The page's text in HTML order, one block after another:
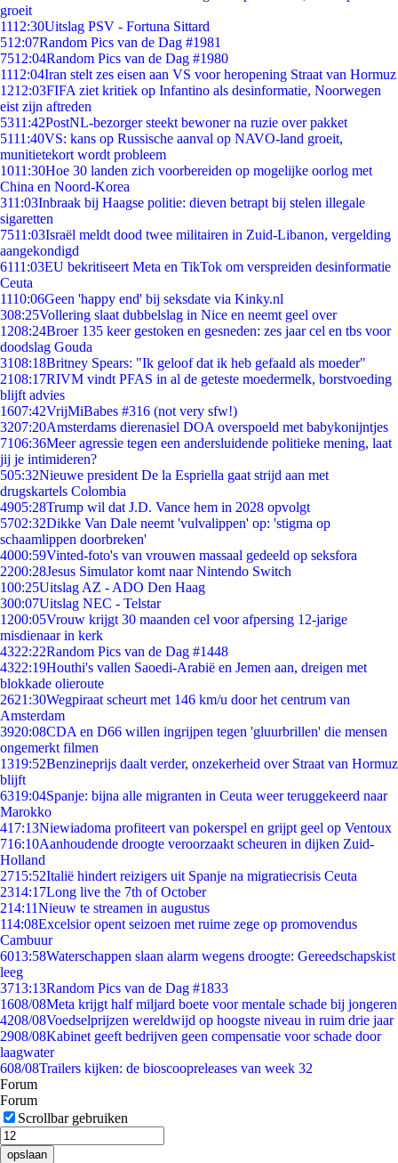
groeit
1112:30Uitslag PSV - Fortuna Sittard
512:07Random Pics van de Dag #1981
7512:04Random Pics van de Dag #1980
1112:04Iran stelt zes eisen aan VS voor heropening Straat van Hormuz
1212:03FIFA ziet kritiek op Infantino als desinformatie, Noorwegen
eist zijn aftreden
5311:42PostNL-bezorger steekt bewoner na ruzie over pakket
5111:40VS: kans op Russische aanval op NAVO-land groeit,
munitietekort wordt probleem
1011:30Hoe 30 landen zich voorbereiden op mogelijke oorlog met
China en Noord-Korea
311:03Inbraak bij Haagse politie: dieven betrapt bij stelen illegale
sigaretten
7511:03Israël meldt dood twee militairen in Zuid-Libanon, vergelding
aangekondigd
6111:03EU bekritiseert Meta en TikTok om verspreiden desinformatie
Ceuta
1110:06Geen 'happy end' bij seksdate via Kinky.nl
308:25Vollering slaat dubbelslag in Nice en neemt geel over
1208:24Broer 135 keer gestoken en gesneden: zes jaar cel en tbs voor
doodslag Gouda
3108:18Britney Spears: "Ik geloof dat ik heb gefaald als moeder"
2108:17RIVM vindt PFAS in al de geteste moedermelk, borstvoeding
blijft advies
1607:42VrijMiBabes #316 (not very sfw!)
3207:20Amsterdams dierenasiel DOA overspoeld met babykonijntjes
7106:36Meer agressie tegen een andersluidende politieke mening, laat
jij je intimideren?
505:32Nieuwe president De la Espriella gaat strijd aan met
drugskartels Colombia
4905:28Trump wil dat J.D. Vance hem in 2028 opvolgt
5702:32Dikke Van Dale neemt 'vulvalippen' op: 'stigma op
schaamlippen doorbreken'
4000:59Vinted-foto's van vrouwen massaal gedeeld op seksfora
2200:28Jesus Simulator komt naar Nintendo Switch
100:25Uitslag AZ - ADO Den Haag
300:07Uitslag NEC - Telstar
1200:05Vrouw krijgt 30 maanden cel voor afpersing 12-jarige
misdienaar in kerk
4322:22Random Pics van de Dag #1448
4322:19Houthi's vallen Saoedi-Arabië en Jemen aan, dreigen met
blokkade olieroute
2621:30Wegpiraat scheurt met 146 km/u door het centrum van
Amsterdam
3920:08CDA en D66 willen ingrijpen tegen 'gluurbrillen' die mensen
ongemerkt filmen
1319:52Benzineprijs daalt verder, onzekerheid over Straat van Hormuz
blijft
6319:04Spanje: bijna alle migranten in Ceuta weer teruggekeerd naar
Marokko
417:13Niewiadoma profiteert van pokerspel en grijpt geel op Ventoux
716:10Aanhoudende droogte veroorzaakt scheuren in dijken Zuid-
Holland
2715:52Italië hindert reizigers uit Spanje na migratiecrisis Ceuta
2314:17Long live the 7th of October
214:11Nieuw te streamen in augustus
114:08Excelsior opent seizoen met ruime zege op promovendus
Cambuur
6013:58Waterschappen slaan alarm wegens droogte: Gereedschapskist
leeg
3713:13Random Pics van de Dag #1833
1608/08Meta krijgt half miljard boete voor mentale schade bij jongeren
4208/08Voedselprijzen wereldwijd op hoogste niveau in ruim drie jaar
2908/08Kabinet geeft bedrijven geen compensatie voor schade door
laagwater
608/08Trailers kijken: de bioscoopreleases van week 32
Forum
Forum
Scrollbar gebruiken
opslaan